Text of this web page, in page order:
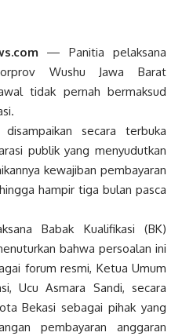
— Panitia pelaksana
Wushu Jawa Barat
tidak pernah bermaksud
secara terbuka
publik yang menyudutkan
kewajiban pembayaran
hampir tiga bulan pasca
Babak Kualifikasi (BK)
bahwa persoalan ini
forum resmi, Ketua Umum
Ucu Asmara Sandi, secara
Bekasi sebagai pihak yang
pembayaran anggaran